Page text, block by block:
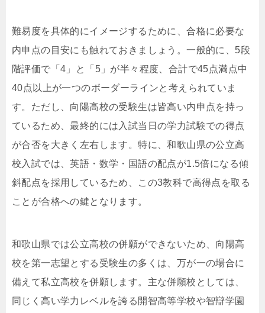
難易度を具体的にイメージするために、合格に必要な
内申点の目安にも触れておきましょう。一般的に、5段
階評価で「4」と「5」が半々程度、合計で45点満点中
40点以上が一つのボーダーラインと考えられていま
す。ただし、向陽高校の受験生は皆高い内申点を持っ
ているため、最終的には入試当日の学力試験での得点
が合否を大きく左右します。特に、和歌山県の公立高
校入試では、英語・数学・国語の配点が1.5倍になる傾
斜配点を採用しているため、この3教科で高得点を取る
ことが合格への鍵となります。
和歌山県では公立高校の併願ができないため、向陽高
校を第一志望とする受験生の多くは、万が一の場合に
備えて私立高校を併願します。主な併願校としては、
同じく高い学力レベルを誇る開智高等学校や智辯学園